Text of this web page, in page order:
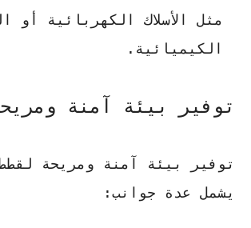
مثل الأسلاك الكهربائية أو
الكيميائية.
توفير بيئة آمنة
توفير بيئة آمنة ومريحة لقطط
يشمل عدة جوانب: